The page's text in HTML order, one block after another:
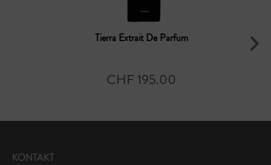
Tierra Extrait De Parfum
CHF 195.00
KONTAKT